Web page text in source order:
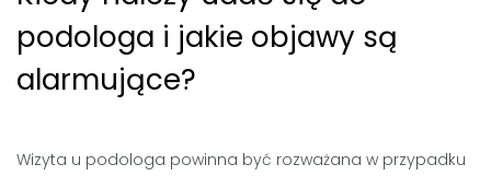
podologa i jakie objawy są
alarmujące?
Wizyta u podologa powinna być rozważana w przypadku